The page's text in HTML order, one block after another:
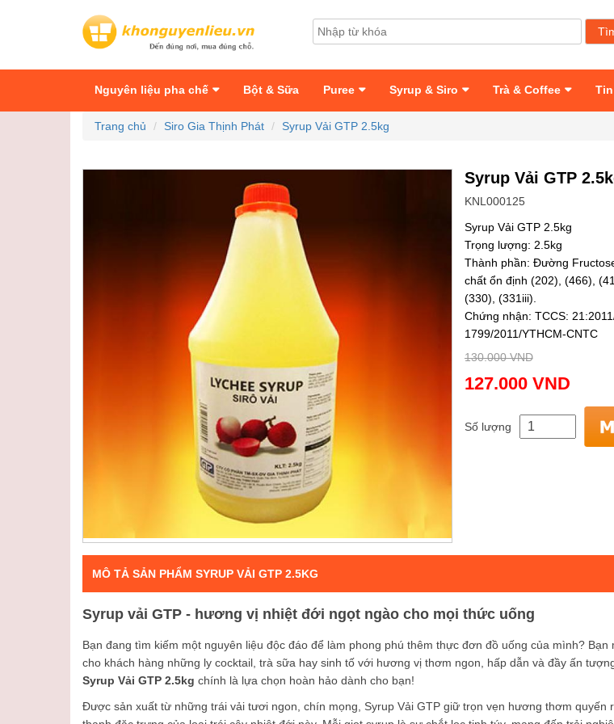
Nguyên liệu pha chế Bột & Sữa Puree Syrup & Siro Trà & Coffee
Trang chủ Siro Gia Thịnh Phát Syrup Vải GTP 2.5kg
Syrup Vải GTP
KNL000125
Syrup Vải GTP 2.5kg
Trọng lượng: 2.5kg
Thành phần: Đường
chất ổn định (202), (466),
(330), (331iii).
Chứng nhận: TCCS:
1799/2011/YTHCM-CNTC
130.000 VND
127.000 VND
Số lượng
MÔ TẢ SẢN PHẨM SYRUP VẢI GTP 2.5KG
Syrup vải GTP - hương vị nhiệt đới ngọt ngào cho mọi thức uống
Bạn đang tìm kiếm một nguyên liệu độc đáo để làm phong phú thêm thực đơn đồ uống của mình? Bạn
cho khách hàng những ly cocktail, trà sữa hay sinh tố với hương vị thơm ngon, hấp dẫn và đầy ấn
Syrup Vải GTP 2.5kg chính là lựa chọn hoàn hảo dành cho bạn!
Được sản xuất từ những trái vải tươi ngon, chín mọng, Syrup Vải GTP giữ trọn vẹn hương thơm quyến